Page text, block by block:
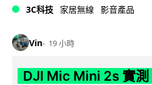
3C科技 家居無線 影音產品
Vin 19 小時
DJI Mic Mini 2s 實測